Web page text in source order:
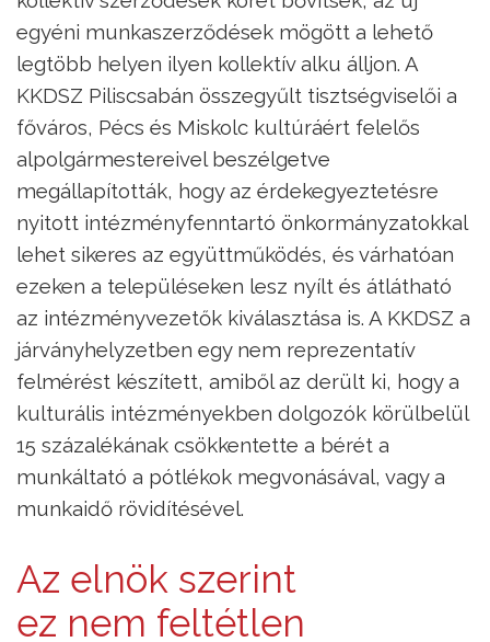
egyéni munkaszerződések mögött a lehető
legtöbb helyen ilyen kollektív alku álljon. A
KKDSZ Piliscsabán összegyűlt tisztségviselői a
főváros, Pécs és Miskolc kultúráért felelős
alpolgármestereivel beszélgetve
megállapították, hogy az érdekegyeztetésre
nyitott intézményfenntartó önkormányzatokkal
lehet sikeres az együttműködés, és várhatóan
ezeken a településeken lesz nyílt és átlátható
az intézményvezetők kiválasztása is. A KKDSZ a
járványhelyzetben egy nem reprezentatív
felmérést készített, amiből az derült ki, hogy a
kulturális intézményekben dolgozók körülbelül
15 százalékának csökkentette a bérét a
munkáltató a pótlékok megvonásával, vagy a
munkaidő rövidítésével.
Az elnök szerint
ez nem feltétlen